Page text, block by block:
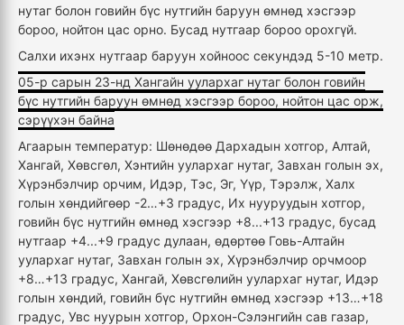
нутаг болон говийн бүс нутгийн баруун өмнөд хэсгээр
бороо, нойтон цас орно. Бусад нутгаар бороо орохгүй.
Салхи ихэнх нутгаар баруун хойноос секундэд 5-10 метр.
05-р сарын 23-нд Хангайн уулархаг нутаг болон говийн
бүс нутгийн баруун өмнөд хэсгээр бороо, нойтон цас орж,
сэрүүхэн байна
Агаарын температур: Шөнөдөө Дархадын хотгор, Алтай,
Хангай, Хөвсгөл, Хэнтийн уулархаг нутаг, Завхан голын эх,
Хүрэнбэлчир орчим, Идэр, Тэс, Эг, Үүр, Тэрэлж, Халх
голын хөндийгөөр -2…+3 градус, Их нууруудын хотгор,
говийн бүс нутгийн өмнөд хэсгээр +8...+13 градус, бусад
нутгаар +4...+9 градус дулаан, өдөртөө Говь-Алтайн
уулархаг нутаг, Завхан голын эх, Хүрэнбэлчир орчмоор
+8…+13 градус, Хангай, Хөвсгөлийн уулархаг нутаг, Идэр
голын хөндий, говийн бүс нутгийн өмнөд хэсгээр +13…+18
градус, Увс нуурын хотгор, Орхон-Сэлэнгийн сав газар,